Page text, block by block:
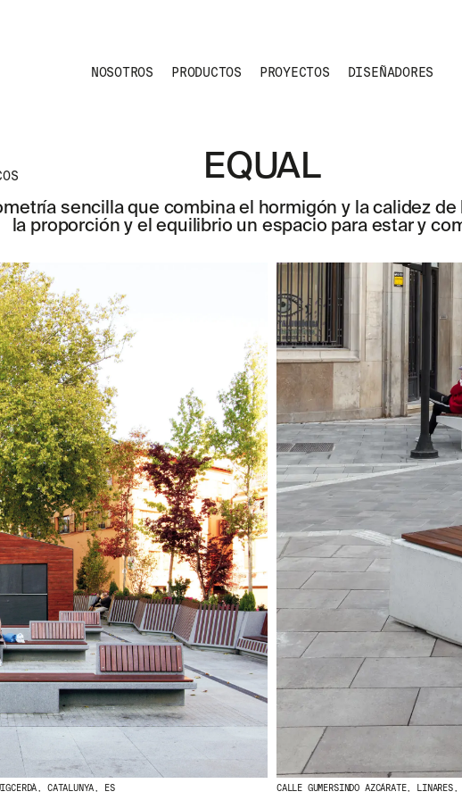
NOSOTROS PRODUCTOS PROYECTOS DISEÑADORES
EQUAL
sencilla que combina el hormigón y la calidez de
la proporción y el equilibrio un espacio para estar y
CATALUNYA, ES CALLE GUMERSINDO AZCÁRATE, LINARES,